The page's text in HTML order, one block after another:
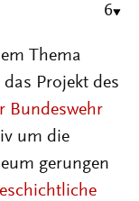
6
Thema
Projekt des
Bundeswehr
um die
gerungen